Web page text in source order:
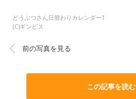
どうぶつさん日替わりカレンダー1
(C)ギンビス
前の写真を見る
この記事を読む